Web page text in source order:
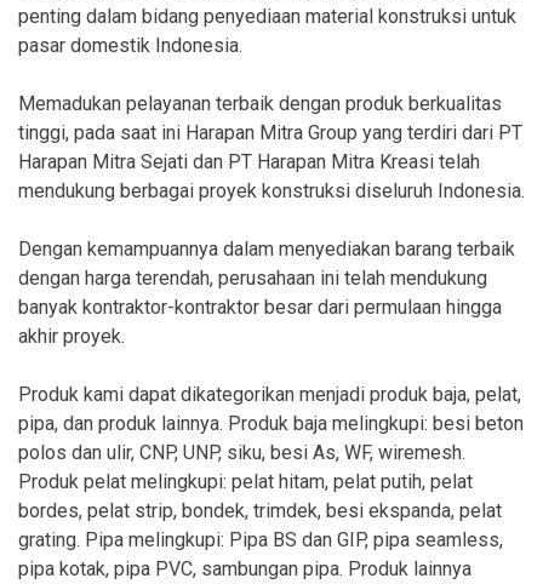
penting dalam bidang penyediaan material konstruksi untuk
pasar domestik Indonesia.
Memadukan pelayanan terbaik dengan produk berkualitas
tinggi, pada saat ini Harapan Mitra Group yang terdiri dari PT
Harapan Mitra Sejati dan PT Harapan Mitra Kreasi telah
mendukung berbagai proyek konstruksi diseluruh Indonesia.
Dengan kemampuannya dalam menyediakan barang terbaik
dengan harga terendah, perusahaan ini telah mendukung
banyak kontraktor-kontraktor besar dari permulaan hingga
akhir proyek.
Produk kami dapat dikategorikan menjadi produk baja, pelat,
pipa, dan produk lainnya. Produk baja melingkupi: besi beton
polos dan ulir, CNP, UNP, siku, besi As, WF, wiremesh.
Produk pelat melingkupi: pelat hitam, pelat putih, pelat
bordes, pelat strip, bondek, trimdek, besi ekspanda, pelat
grating. Pipa melingkupi: Pipa BS dan GIP, pipa seamless,
pipa kotak, pipa PVC, sambungan pipa. Produk lainnya